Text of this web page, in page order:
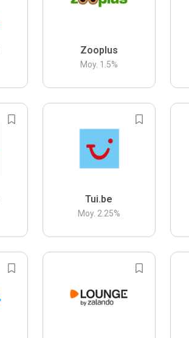
Zooplus
Moy. 1.5%
Tui.be
Moy. 2.25%